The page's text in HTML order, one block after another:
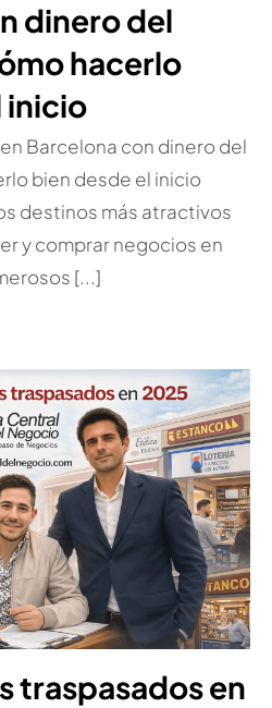
dinero del
hacerlo
inicio
Barcelona con dinero del
bien desde el inicio
destinos más atractivos
y comprar negocios en
[...]
traspasados en